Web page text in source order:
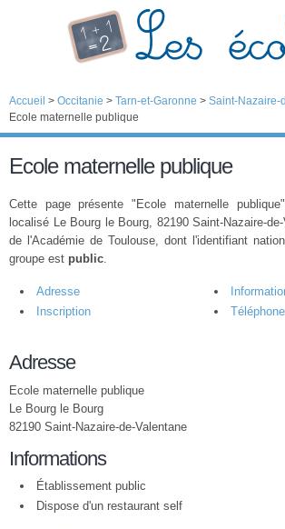
Accueil > Occitanie > Tarn-et-Garonne > Saint-Nazaire-
Ecole maternelle publique
Ecole maternelle publique
Cette page présente "Ecole maternelle
localisé Le Bourg le Bourg, 82190 Saint-Nazaire-
de l'Académie de Toulouse, dont l'identifiant
groupe est public.
Adresse
Inscription
Téléphone
Adresse
Ecole maternelle publique
Le Bourg le Bourg
82190 Saint-Nazaire-de-Valentane
Informations
Établissement public
Dispose d'un restaurant self